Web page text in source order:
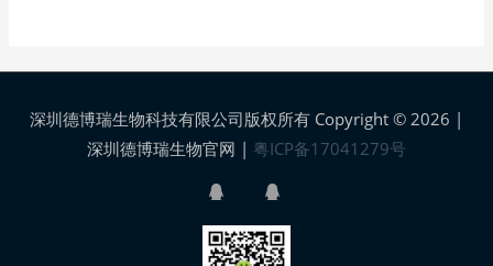
深圳德博瑞生物科技有限公司版权所有 Copyright © 2026 |
深圳德博瑞生物官网 | 粤ICP备17041279号